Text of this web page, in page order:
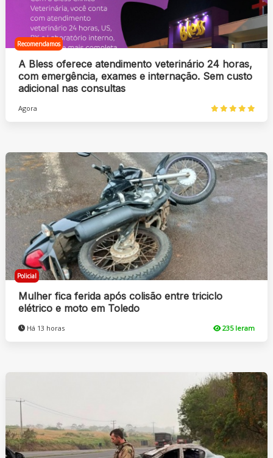
Recomendamos
A Bless oferece atendimento veterinário 24 horas,
com emergência, exames e internação. Sem custo
adicional nas consultas
Agora
Policial
Mulher fica ferida após colisão entre triciclo
elétrico e moto em Toledo
Há 13 horas 235 leram